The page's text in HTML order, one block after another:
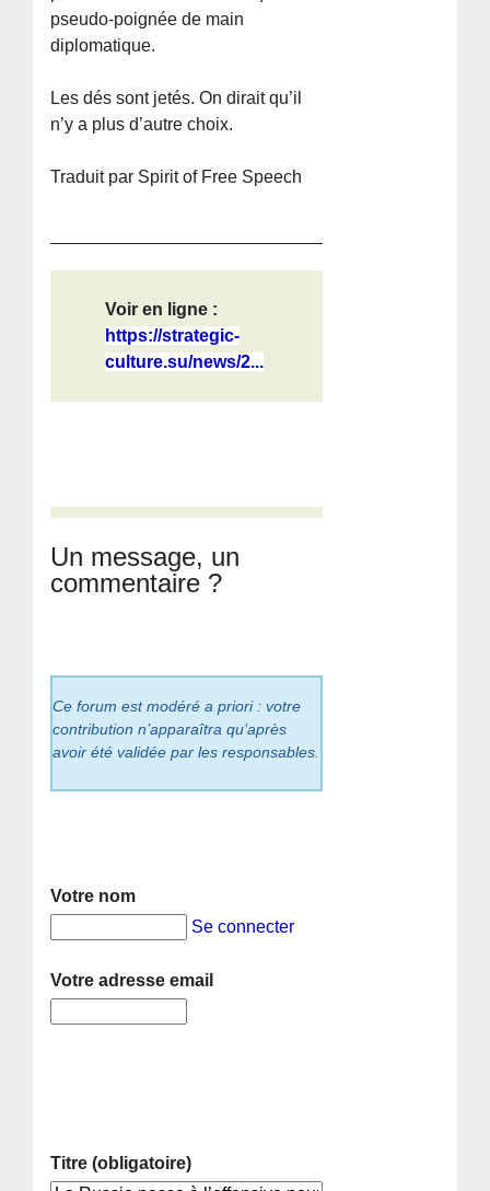
pseudo-poignée de main
diplomatique.
Les dés sont jetés. On dirait qu’il
n’y a plus d’autre choix.
Traduit par Spirit of Free Speech
Voir en ligne :
https://strategic-
culture.su/news/2...
Un message, un
commentaire ?
Ce forum est modéré a priori : votre
contribution n’apparaîtra qu’après
avoir été validée par les responsables.
Votre nom
Se connecter
Votre adresse email
Titre (obligatoire)